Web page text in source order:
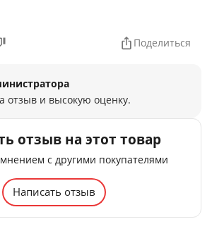
Поделиться
отзыв и высокую оценку.
отзыв на этот товар
с другими покупателями
Написать отзыв